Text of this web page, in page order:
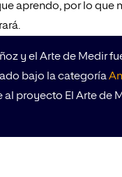
aprendo, por lo que
y el Arte de Medir
bajo la categoría
al proyecto El Arte